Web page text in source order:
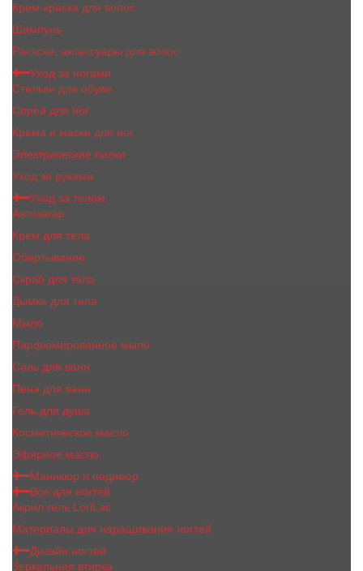
Крем-краска для волос
Шампунь
Расчски, аксессуары для волос
Уход за ногами
Стельки для обуви
Спрей для ног
Крема и маски для ног
Электрические пилки
Уход за руками
Уход за телом
Автозагар
Крем для тела
Обертывание
Скраб для тела
Дымка для тела
Мыло
Парфюмированное мыло
Соль для ванн
Пена для ванн
Гель для душа
Косметическое масло
Эфирное масло
Маникюр и педикюр
Все для ногтей
Акрил гель LoriLac
Материалы для наращивания ногтей
Дизайн ногтей
Зеркальная втирка